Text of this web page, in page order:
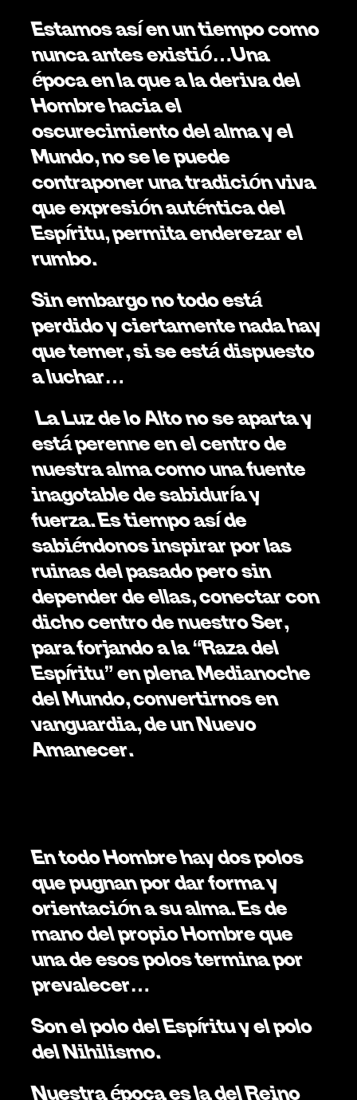
Estamos así en un tiempo como
nunca antes existió…Una
época en la que a la deriva del
Hombre hacia el
oscurecimiento del alma y el
Mundo, no se le puede
contraponer una tradición viva
que expresión auténtica del
Espíritu, permita enderezar el
rumbo.
Sin embargo no todo está
perdido y ciertamente nada hay
que temer, si se está dispuesto
a luchar…
La Luz de lo Alto no se aparta y
está perenne en el centro de
nuestra alma como una fuente
inagotable de sabiduría y
fuerza. Es tiempo así de
sabiéndonos inspirar por las
ruinas del pasado pero sin
depender de ellas, conectar con
dicho centro de nuestro Ser,
para forjando a la “Raza del
Espíritu” en plena Medianoche
del Mundo, convertirnos en
vanguardia, de un Nuevo
Amanecer.
En todo Hombre hay dos polos
que pugnan por dar forma y
orientación a su alma. Es de
mano del propio Hombre que
una de esos polos termina por
prevalecer…
Son el polo del Espíritu y el polo
del Nihilismo.
Nuestra época es la del Reino